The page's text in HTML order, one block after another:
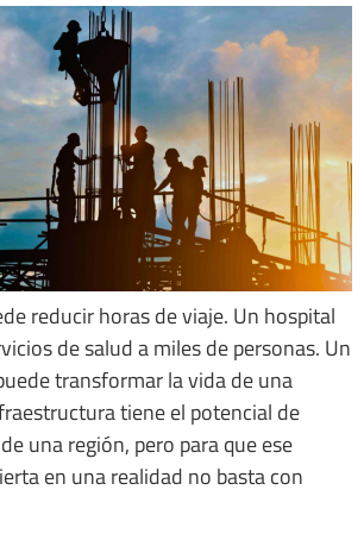
reducir horas de viaje. Un hospital
de salud a miles de personas. Un
transformar la vida de una
tiene el potencial de
una región, pero para que ese
en una realidad no basta con